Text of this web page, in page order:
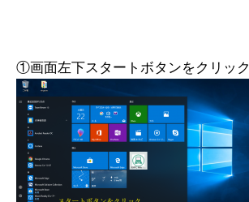
①画面左下スタートボタンをクリック